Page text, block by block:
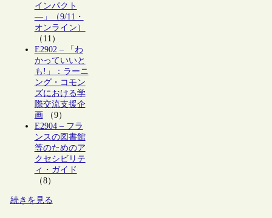
インパクト
―」（9/11・
オンライン）
（11）
E2902 – 「わ
かっていいと
も!」：ラーニ
ング・コモン
ズにおける学
際交流支援企
画 （9）
E2904 – フラ
ンスの図書館
等のためのア
クセシビリテ
ィ・ガイド
（8）
続きを見る